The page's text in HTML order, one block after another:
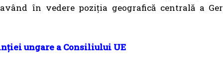
în vedere poziția geografică centrală a
ungare a Consiliului UE